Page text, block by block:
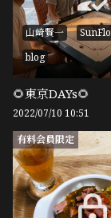
山崎賢一
blog
🌻東京DAYs🌻
2022/07/10 10:51
有料会員限定